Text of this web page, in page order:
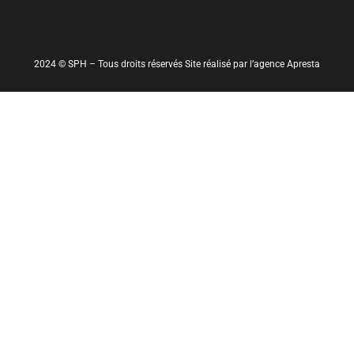
2024 © SPH – Tous droits réservés Site réalisé par l’agence Apresta